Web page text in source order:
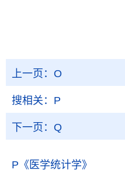
上一页： O
搜相关： P
下一页： Q
P 《医学统计学》